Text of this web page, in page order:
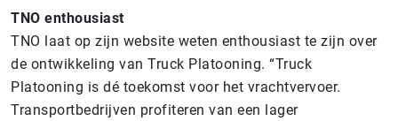
TNO enthousiast
TNO laat op zijn website weten enthousiast te zijn over
de ontwikkeling van Truck Platooning. “Truck
Platooning is dé toekomst voor het vrachtvervoer.
Transportbedrijven profiteren van een lager